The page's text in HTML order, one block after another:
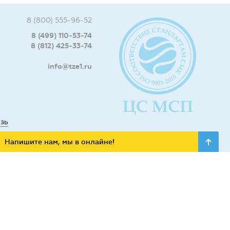
8 (800) 555-96-52
8 (499) 110-53-74
8 (812) 425-33-74
info@tze1.ru
Напишите нам, мы в онлайне!